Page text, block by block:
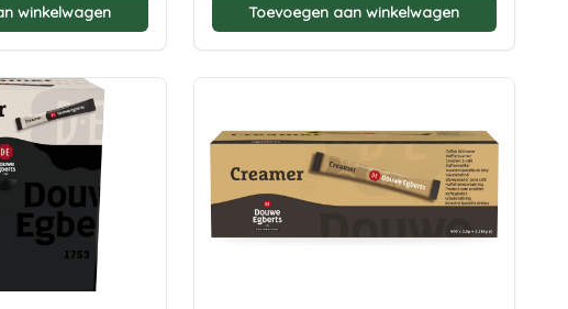
winkelwagen Toevoegen aan winkelwagen